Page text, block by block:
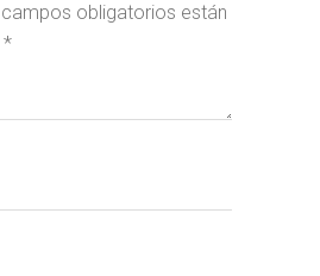
obligatorios están
*